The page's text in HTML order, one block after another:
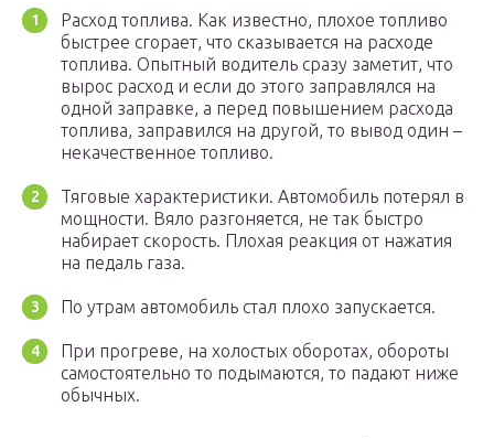
Расход топлива. Как известно, плохое топливо
быстрее сгорает, что сказывается на расходе
топлива. Опытный водитель сразу заметит, что
вырос расход и если до этого заправлялся на
одной заправке, а перед повышением расхода
топлива, заправился на другой, то вывод один –
некачественное топливо.
Тяговые характеристики. Автомобиль потерял в
мощности. Вяло разгоняется, не так быстро
набирает скорость. Плохая реакция от нажатия
на педаль газа.
По утрам автомобиль стал плохо запускается.
При прогреве, на холостых оборотах, обороты
самостоятельно то подымаются, то падают ниже
обычных.